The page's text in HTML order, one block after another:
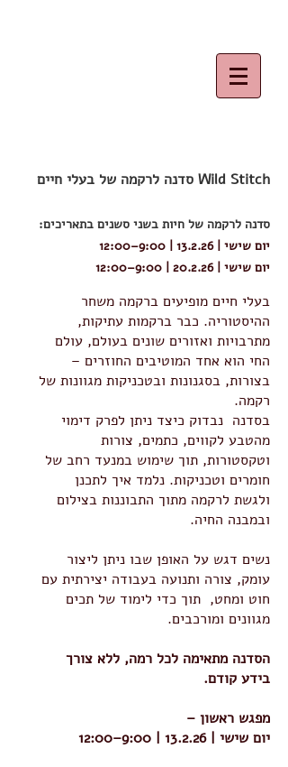
Wild Stitch סדנה לרקמה של בעלי חיים
סדנה לרקמה של חיות בשני סשנים בתאריכים:
יום שישי | 13.2.26 | 9:00–12:00
יום שישי | 20.2.26 | 9:00–12:00
בעלי חיים מופיעים ברקמה משחר
ההיסטוריה. כבר ברקמות עתיקות,
מתרבויות ואזורים שונים בעולם, עולם
החי הוא אחד המוטיבים החוזרים –
בצורות, בסגנונות ובטכניקות מגוונות של
רקמה.
בסדנה נבדוק כיצד ניתן לפרק דימוי
מהטבע לקווים, כתמים, צורות
וטקסטורות, תוך שימוש במנעד רחב של
חומרים וטכניקות. נלמד איך לתכנן
ולגשת לרקמה מתוך התבוננות בצילום
ובמבנה החיה.
נשים דגש על האופן שבו ניתן ליצור
עומק, צורה ותנועה בעבודה יצירתית עם
חוט ומחט, תוך כדי לימוד של תכים
מגוונים ומורכבים.
הסדנה מתאימה לכל רמה, ללא צורך
בידע קודם.
מפגש ראשון –
יום שישי | 13.2.26 | 9:00–12:00